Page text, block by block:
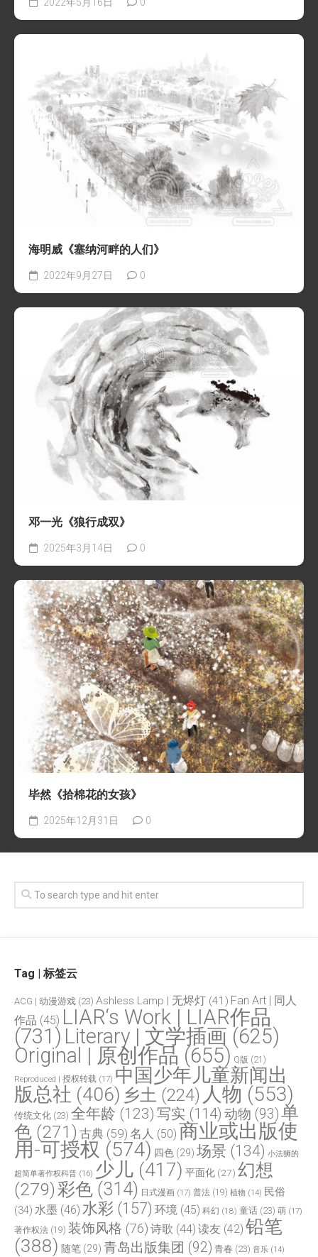
2022年5月16日 0
海明威《塞纳河畔的人们》
2022年9月27日 0
邓一光《狼行成双》
2025年3月14日 0
毕然《拾棉花的女孩》
2025年12月31日 0
Tag | 标签云
ACG | 动漫游戏 (23) Ashless Lamp | 无烬灯 (41) Fan Art | 同人
作品 (45) LIAR‘s Work | LIAR作品
(731) Literary | 文学插画 (625)
Original | 原创作品 (655) Q版 (21)
Reproduced | 授权转载 (17) 中国少年儿童新闻出
版总社 (406) 乡土 (224) 人物 (553)
传统文化 (23) 全年龄 (123) 写实 (114) 动物 (93)单
色 (271) 古典 (59) 名人 (50) 商业或出版使
用-可授权 (574) 四色 (29) 场景 (134) 小法狮的
超简单著作权科普 (16) 少儿 (417) 平面化 (27) 幻想
(279)彩色 (314) 日式漫画 (17) 普法 (19) 植物 (14) 民俗
(34) 水墨 (46) 水彩 (157) 环境 (45) 科幻 (18) 童话 (23) 萌 (17)
著作权法 (19) 装饰风格 (76) 诗歌 (44) 读友 (42) 铅笔
(388) 随笔 (29) 青岛出版集团 (92) 青春 (23) 音乐 (14)